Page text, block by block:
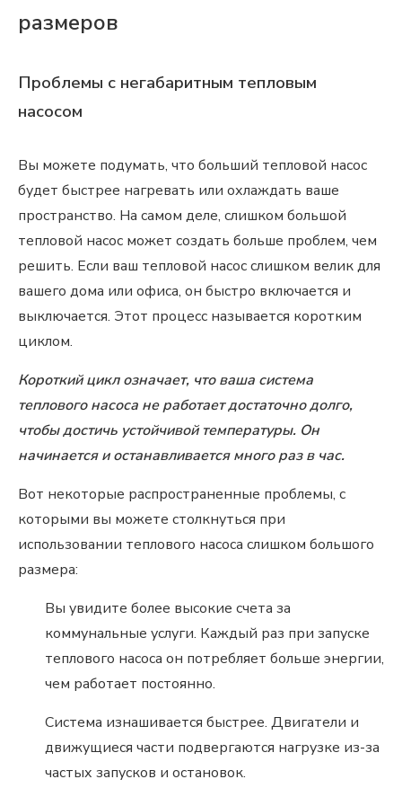
размеров
Проблемы с негабаритным тепловым
насосом
Вы можете подумать, что больший тепловой насос
будет быстрее нагревать или охлаждать ваше
пространство. На самом деле, слишком большой
тепловой насос может создать больше проблем, чем
решить. Если ваш тепловой насос слишком велик для
вашего дома или офиса, он быстро включается и
выключается. Этот процесс называется коротким
циклом.
Короткий цикл означает, что ваша система
теплового насоса не работает достаточно долго,
чтобы достичь устойчивой температуры. Он
начинается и останавливается много раз в час.
Вот некоторые распространенные проблемы, с
которыми вы можете столкнуться при
использовании теплового насоса слишком большого
размера:
Вы увидите более высокие счета за
коммунальные услуги. Каждый раз при запуске
теплового насоса он потребляет больше энергии,
чем работает постоянно.
Система изнашивается быстрее. Двигатели и
движущиеся части подвергаются нагрузке из-за
частых запусков и остановок.